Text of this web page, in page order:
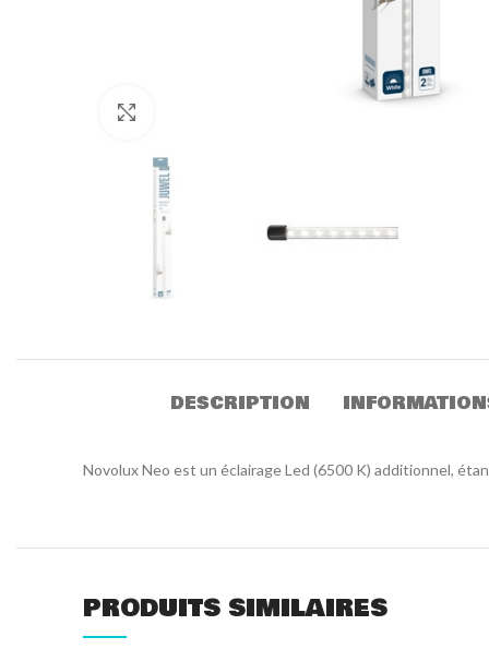
DESCRIPTION
Novolux Neo est un éclairage Led (6500 K) additionnel,
PRODUITS SIMILAIRES